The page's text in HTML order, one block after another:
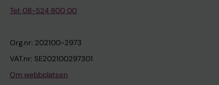
Tel: 08-524 800 00
Org.nr: 202100-2973
VAT.nr: SE202100297301
Om webbplatsen